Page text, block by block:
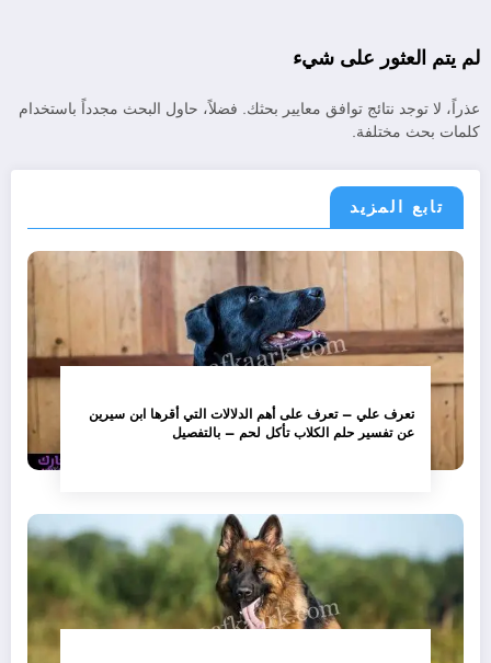
لم يتم العثور على شيء
عذراً، لا توجد نتائج توافق معايير بحثك. فضلاً، حاول البحث مجدداً باستخدام
كلمات بحث مختلفة.
تابع المزيد
تعرف علي – تعرف على أهم الدلالات التي أقرها ابن سيرين
عن تفسير حلم الكلاب تأكل لحم – بالتفصيل